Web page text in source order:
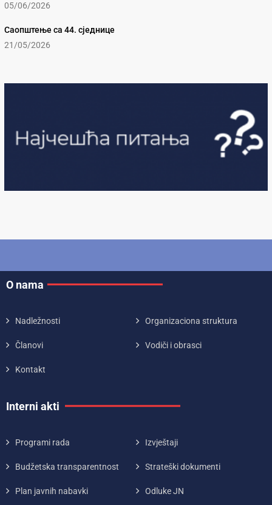
05/06/2026
Саопштење са 44. сједнице
21/05/2026
O nama
Nadležnosti Organizaciona struktura
Članovi Vodiči i obrasci
Kontakt
Interni akti
Programi rada Izvještaji
Budžetska transparentnost Strateški dokumenti
Plan javnih nabavki Odluke JN